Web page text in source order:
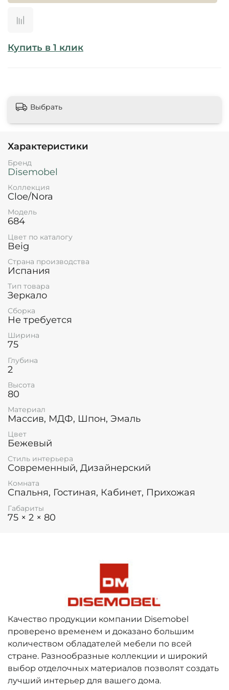
Купить в 1 клик
Выбрать
Характеристики
Бренд
Disemobel
Коллекция
Cloe/Nora
Модель
684
Цвет по каталогу
Beig
Страна производства
Испания
Тип товара
Зеркало
Сборка
Не требуется
Ширина
75
Глубина
2
Высота
80
Материал
Массив, МДФ, Шпон, Эмаль
Цвет
Бежевый
Стиль интерьера
Современный, Дизайнерский
Комната
Спальня, Гостиная, Кабинет, Прихожая
Габариты
75 × 2 × 80
Качество продукции компании Disemobel
проверено временем и доказано большим
количеством обладателей мебели по всей
стране. Разнообразные коллекции и широкий
выбор отделочных материалов позволят создать
лучший интерьер для вашего дома.